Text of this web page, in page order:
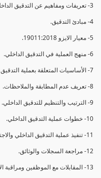
3- تعريفات ومفاهيم عن التدقيق الداخلي.
4- مبادئ التدقيق.
5- معيار الايزو 19011:2018.
6- منهج العملية في التدقيق الداخلي.
7- الأساسيات المتعلقة بعملية التدقيق الداخلي.
8- تعريف عدم المطابقة والملاحظات.
9- الترتيب والتنظيم للتدقيق الداخلي.
10- خطوات عملية التدقيق الداخلي.
11- تنفيذ عملية التدقيق الداخلي والاجتماع الافتتاحي.
12- مراجعة السجلات والوثائق.
13- المقابلات مع الموظفين ومراقبة الانشطة والمرافق.